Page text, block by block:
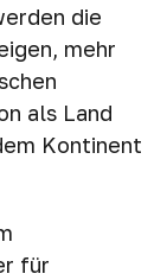
die
mehr
als Land
Kontinent
für